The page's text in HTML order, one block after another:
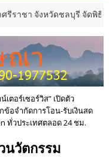
หวัดชลบุรี จัดพิธีเจริญพระ
น์เตอร์เซอร์วิส” เปิดตัว
ข้อจำกัดการโอน-รับเงินสด
ทั่วประเทศตลอด 24 ชม.
นวัตกรรม